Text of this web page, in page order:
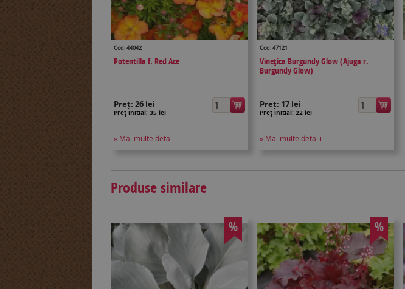
Cod: 44042
Potentilla f. Red Ace
Preț: 26 lei
Preţ inițial: 35 lei
» Mai multe detalii
Cod: 47121
Vinețica Burgundy Glow (Ajuga r.
Burgundy Glow)
Preț: 17 lei
Preţ inițial: 22 lei
» Mai multe detalii
Produse similare
% %